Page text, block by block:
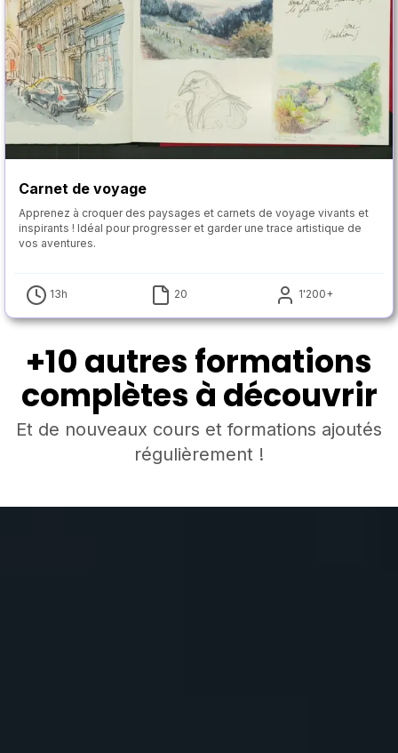
Carnet de voyage
Apprenez à croquer des paysages et carnets de voyage vivants et
inspirants ! Idéal pour progresser et garder une trace artistique de
vos aventures.
13h 20 1'200+
+10 autres formations
complètes à découvrir
Et de nouveaux cours et formations ajoutés
régulièrement !